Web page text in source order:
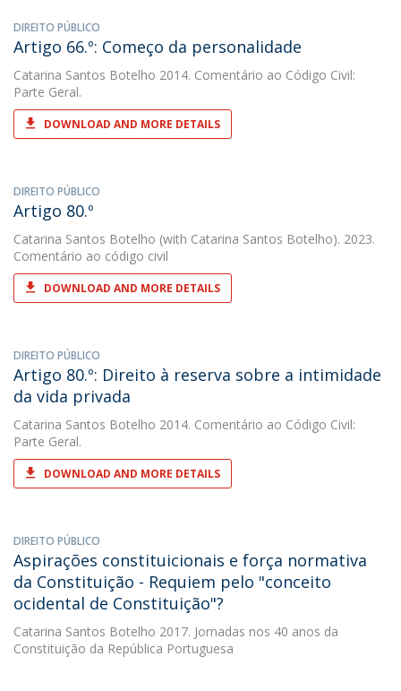
DIREITO PÚBLICO
Artigo 66.º: Começo da personalidade
Catarina Santos Botelho 2014. Comentário ao Código Civil:
Parte Geral.
DOWNLOAD AND MORE DETAILS
DIREITO PÚBLICO
Artigo 80.º
Catarina Santos Botelho (with Catarina Santos Botelho). 2023.
Comentário ao código civil
DOWNLOAD AND MORE DETAILS
DIREITO PÚBLICO
Artigo 80.º: Direito à reserva sobre a intimidade
da vida privada
Catarina Santos Botelho 2014. Comentário ao Código Civil:
Parte Geral.
DOWNLOAD AND MORE DETAILS
DIREITO PÚBLICO
Aspirações constituicionais e força normativa
da Constituição - Requiem pelo "conceito
ocidental de Constituição"?
Catarina Santos Botelho 2017. Jornadas nos 40 anos da
Constituição da República Portuguesa